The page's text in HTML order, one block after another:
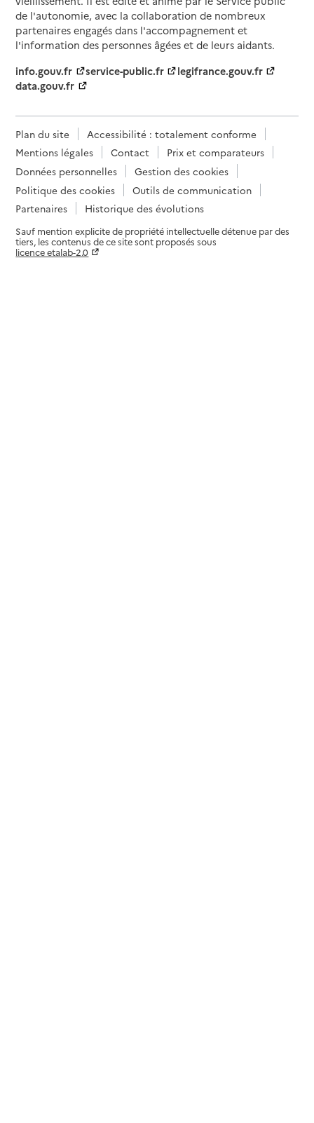
de l'autonomie, avec la collaboration de nombreux
partenaires engagés dans l'accompagnement et
l'information des personnes âgées et de leurs aidants.
info.gouv.fr
service-public.fr
legifrance.gouv.fr
data.gouv.fr
Plan du site
Accessibilité : totalement conforme
Mentions légales
Contact
Prix et comparateurs
Données personnelles
Gestion des cookies
Politique des cookies
Outils de communication
Partenaires
Historique des évolutions
Sauf mention explicite de propriété intellectuelle détenue par des
tiers, les contenus de ce site sont proposés sous
licence etalab-2.0